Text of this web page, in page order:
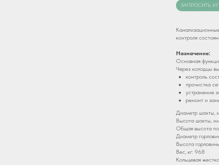
ЗАПРОСИТЬ
контроля
Назначение:
Основная
Через колодцы
контроль
прочистка
устранение
ремонт и
Диаметр шахты,
Высота шахты,
Общая высота
Диаметр
Высота
Вес, кг: 968
Кольцевая